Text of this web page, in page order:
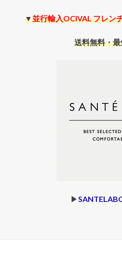
▼並行輸入OCIVAL フレン
送料無料・
▶︎